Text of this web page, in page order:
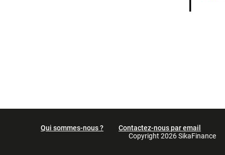
Qui sommes-nous ?
Contactez-nous par email
Copyright 2026 SikaFinance